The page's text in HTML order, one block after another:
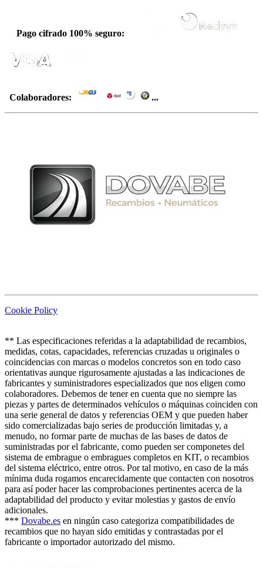
Pago cifrado 100% seguro:
Colaboradores: ...
Cookie Policy
** Las especificaciones referidas a la adaptabilidad de recambios,
medidas, cotas, capacidades, referencias cruzadas u originales o
coincidencias con marcas o modelos concretos son en todo caso
orientativas aunque rigurosamente ajustadas a las indicaciones de
fabricantes y suministradores especializados que nos eligen como
colaboradores. Debemos de tener en cuenta que no siempre las
piezas y partes de determinados vehículos o máquinas coinciden con
una serie general de datos y referencias OEM y que pueden haber
sido comercializadas bajo series de producción limitadas y, a
menudo, no formar parte de muchas de las bases de datos de
suministradas por el fabricante, como pueden ser componetes del
sistema de embrague o embragues completos en KIT, o recambios
del sistema eléctrico, entre otros. Por tal motivo, en caso de la más
mínima duda rogamos encarecidamente que contacten con nosotros
para así poder hacer las comprobaciones pertinentes acerca de la
adaptabilidad del producto y evitar molestias y gastos de envío
adicionales.
*** Dovabe.es en ningún caso categoriza compatibilidades de
recambios que no hayan sido emitidas y contrastadas por el
fabricante o importador autorizado del mismo.